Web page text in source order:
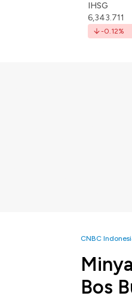
IHSG
6,343.711
-0.12%
CNBC
Bos